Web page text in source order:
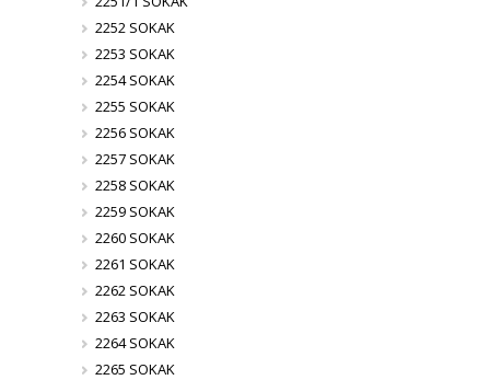
2252 SOKAK
2253 SOKAK
2254 SOKAK
2255 SOKAK
2256 SOKAK
2257 SOKAK
2258 SOKAK
2259 SOKAK
2260 SOKAK
2261 SOKAK
2262 SOKAK
2263 SOKAK
2264 SOKAK
2265 SOKAK